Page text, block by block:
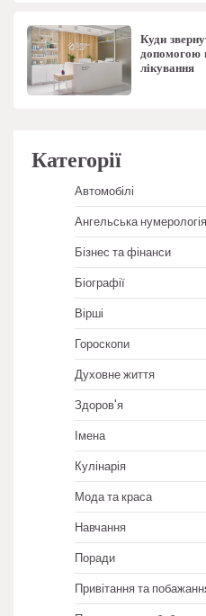
Куди
допомогою
лікування
Категорії
Автомобілі
Ангельська нумерологія
Бізнес та фінанси
Біографії
Вірші
Гороскопи
Духовне життя
Здоров'я
Імена
Кулінарія
Мода та краса
Навчання
Поради
Привітання та